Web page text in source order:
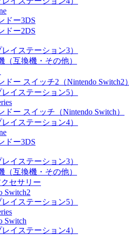
ドー3DS
ドー2DS
レイステーション3）
（互換機・その他）
ドー スイッチ2（Nintendo Switch2）
レイステーション5）
ドー スイッチ（Nintendo Switch）
レイステーション4）
ドー3DS
レイステーション3）
（互換機・その他）
セサリー
Switch2
レイステーション5）
Switch
レイステーション4）